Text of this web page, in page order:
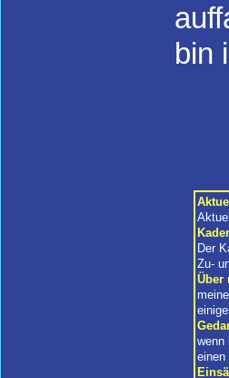
bin
Kader
Der
Zu-
Über
wenn
einen